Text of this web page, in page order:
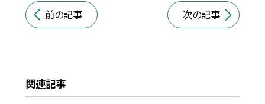
前の記事 次の記事
関連記事